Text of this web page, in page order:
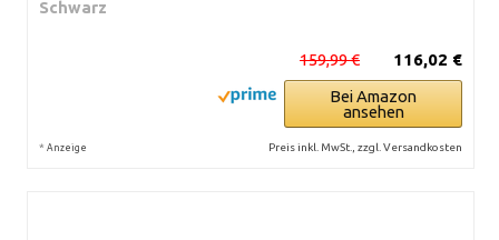
Schwarz
116,02 €
159,99 €
Bei Amazon
ansehen
* Anzeige Preis inkl. MwSt., zzgl. Versandkosten